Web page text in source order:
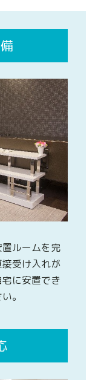
ルームを完
受け入れが
に安置でき
。